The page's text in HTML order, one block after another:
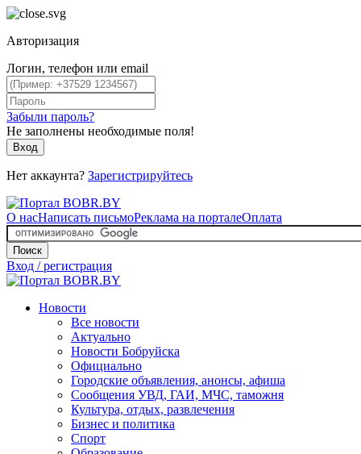
Авторизация
Логин, телефон или email
Забыли пароль?
Не заполнены необходимые поля!
Вход
Нет аккаунта? Зарегистрируйтесь
О насНаписать письмоРеклама на порталеОплата
Поиск
Вход / регистрация
Новости
Все новости
Актуально
Новости Бобруйска
Официально
Городские объявления, анонсы, афиша
Сообщения УВД, ГАИ, МЧС, таможня
Культура, отдых, развлечения
Бизнес и политика
Спорт